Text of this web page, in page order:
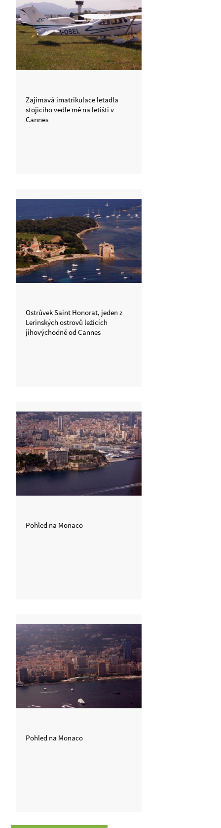
Zajímavá imatrikulace letadla
stojícího vedle mě na letišti v
Cannes
Ostrůvek Saint Honorat, jeden z
Lerinských ostrovů ležících
jihovýchodně od Cannes
Pohled na Monaco
Pohled na Monaco